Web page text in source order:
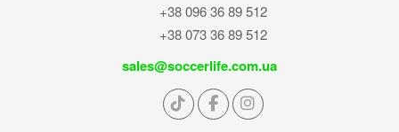
+38 096 36 89 512
+38 073 36 89 512
sales@soccerlife.com.ua